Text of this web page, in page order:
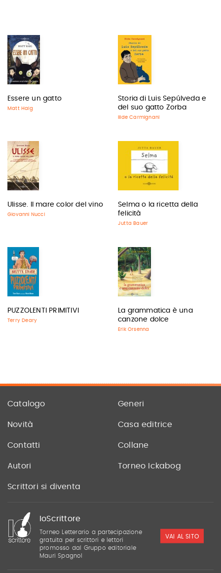
Essere un gatto
Matt Haig
Storia di Luis Sepúlveda e
del suo gatto Zorba
Ilide Carmignani
Ulisse. Il mare color del vino
Giovanni Nucci
Selma o la ricetta della
felicità
Jutta Bauer
PUZZOLENTI PRIMITIVI
Terry Deary
La grammatica è una
canzone dolce
Erik Orsenna
Catalogo Generi
Novità Casa editrice
Contatti Collane
Autori Torneo Ickabog
Scrittori si diventa
IoScrittore
Torneo Letterario a partecipazione
gratuita per scrittori e lettori
promosso dal Gruppo editoriale
Mauri Spagnol
VAI AL SITO